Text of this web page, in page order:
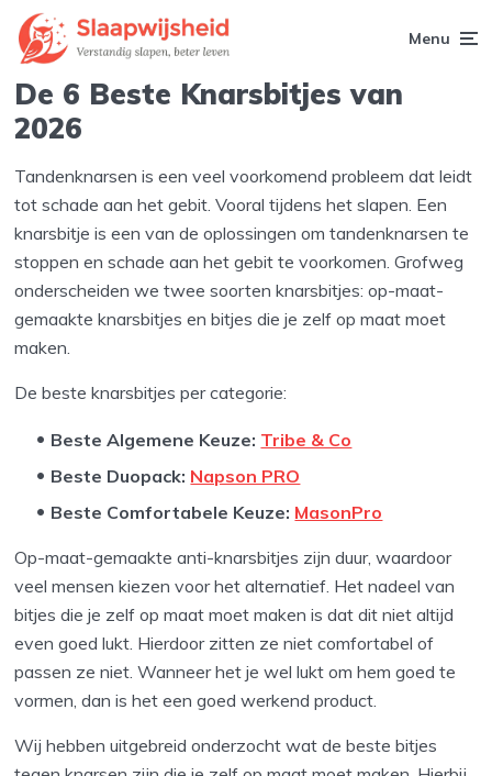
Menu
De 6 Beste Knarsbitjes van
2026
Tandenknarsen is een veel voorkomend probleem dat leidt
tot schade aan het gebit. Vooral tijdens het slapen. Een
knarsbitje is een van de oplossingen om tandenknarsen te
stoppen en schade aan het gebit te voorkomen. Grofweg
onderscheiden we twee soorten knarsbitjes: op-maat-
gemaakte knarsbitjes en bitjes die je zelf op maat moet
maken.
De beste knarsbitjes per categorie:
Beste Algemene Keuze: Tribe & Co
Beste Duopack: Napson PRO
Beste Comfortabele Keuze: MasonPro
Op-maat-gemaakte anti-knarsbitjes zijn duur, waardoor
veel mensen kiezen voor het alternatief. Het nadeel van
bitjes die je zelf op maat moet maken is dat dit niet altijd
even goed lukt. Hierdoor zitten ze niet comfortabel of
passen ze niet. Wanneer het je wel lukt om hem goed te
vormen, dan is het een goed werkend product.
Wij hebben uitgebreid onderzocht wat de beste bitjes